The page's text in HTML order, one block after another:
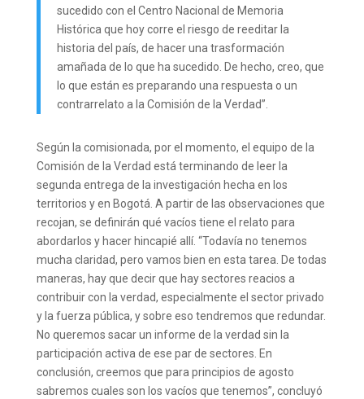
sucedido con el Centro Nacional de Memoria
Histórica que hoy corre el riesgo de reeditar la
historia del país, de hacer una trasformación
amañada de lo que ha sucedido. De hecho, creo, que
lo que están es preparando una respuesta o un
contrarrelato a la Comisión de la Verdad”.
Según la comisionada, por el momento, el equipo de la
Comisión de la Verdad está terminando de leer la
segunda entrega de la investigación hecha en los
territorios y en Bogotá. A partir de las observaciones que
recojan, se definirán qué vacíos tiene el relato para
abordarlos y hacer hincapié allí. “Todavía no tenemos
mucha claridad, pero vamos bien en esta tarea. De todas
maneras, hay que decir que hay sectores reacios a
contribuir con la verdad, especialmente el sector privado
y la fuerza pública, y sobre eso tendremos que redundar.
No queremos sacar un informe de la verdad sin la
participación activa de ese par de sectores. En
conclusión, creemos que para principios de agosto
sabremos cuales son los vacíos que tenemos”, concluyó